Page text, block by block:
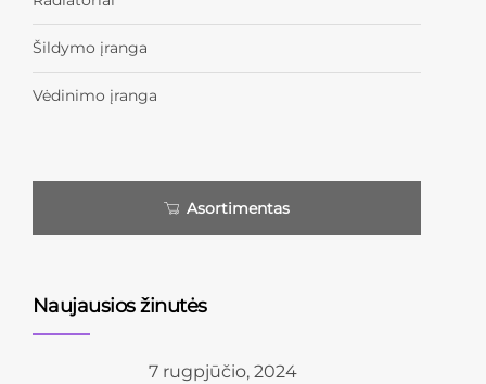
Šildymo įranga
Vėdinimo įranga
Asortimentas
Naujausios žinutės
7 rugpjūčio, 2024